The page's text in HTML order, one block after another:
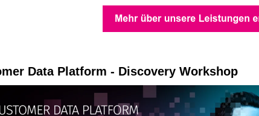
Data Platform - Discovery Workshop